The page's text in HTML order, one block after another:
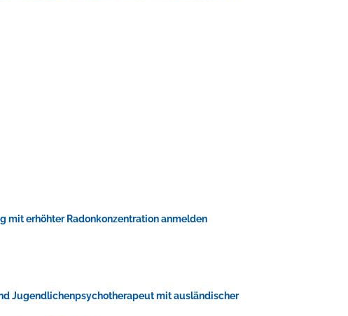
mit erhöhter Radonkonzentration anmelden
Jugendlichenpsychotherapeut mit ausländischer